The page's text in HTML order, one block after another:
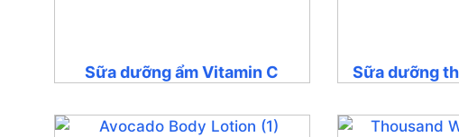
Sữa dưỡng ẩm Vitamin C Sữa dưỡng